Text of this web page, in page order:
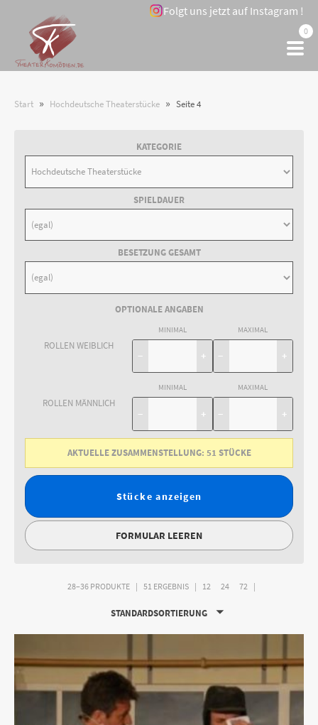
Folgt uns jetzt auf Instagram !
0
Start » Hochdeutsche Theaterstücke » Seite 4
KATEGORIE
SPIELDAUER
BESETZUNG GESAMT
OPTIONALE ANGABEN
ROLLEN WEIBLICH
MINIMAL
− +
MAXIMAL
− +
ROLLEN MÄNNLICH
MINIMAL
− +
MAXIMAL
− +
AKTUELLE ZUSAMMENSTELLUNG: 51 STÜCKE
Stücke anzeigen
FORMULAR LEEREN
28–36 PRODUKTE 51 ERGEBNIS 12 24 72
STANDARDSORTIERUNG